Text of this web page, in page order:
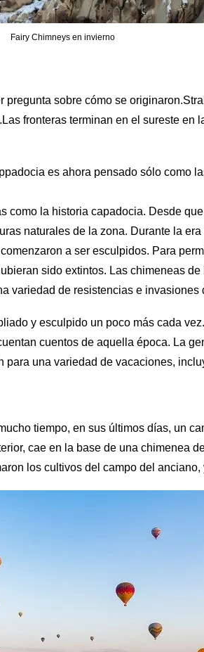
Fairy Chimneys en invierno
sobre cómo se
fronteras terminan en el sureste en
es ahora pensado sólo como
como la historia capadocia. Desde
naturales de la zona. Durante la
a ser esculpidos. Para
sido extintos. Las chimeneas
variedad de resistencias e invasiones
y esculpido un poco más cada
cuentos de aquella época. La
una variedad de vacaciones,
tiempo, en sus últimos días, un
cae en la base de una chimenea
los cultivos del campo del